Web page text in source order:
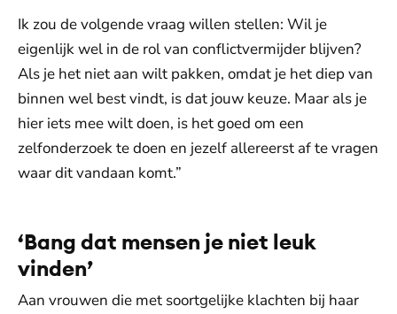
Ik zou de volgende vraag willen stellen: Wil je
eigenlijk wel in de rol van conflictvermijder blijven?
Als je het niet aan wilt pakken, omdat je het diep van
binnen wel best vindt, is dat jouw keuze. Maar als je
hier iets mee wilt doen, is het goed om een
zelfonderzoek te doen en jezelf allereerst af te vragen
waar dit vandaan komt.”
‘Bang dat mensen je niet leuk
vinden’
Aan vrouwen die met soortgelijke klachten bij haar